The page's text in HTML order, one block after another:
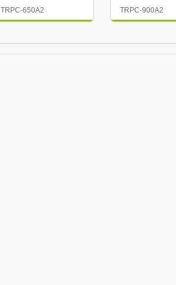
TRPC-650A2 TRPC-900A2